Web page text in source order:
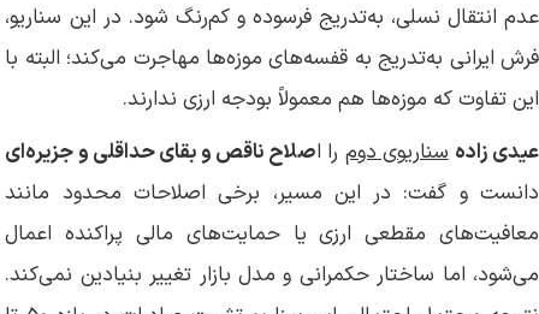
عدم انتقال نسلی، به‌تدریج فرسوده و کم‌رنگ شود. در این سناریو،
فرش ایرانی به‌تدریج به قفسه‌های موزه‌ها مهاجرت می‌کند؛ البته با
این تفاوت که موزه‌ها هم معمولاً بودجه ارزی ندارند.
عیدی زاده سناریوی دوم را اصلاح ناقص و بقای حداقلی و جزیره‌ای
دانست و گفت: در این مسیر، برخی اصلاحات محدود مانند
معافیت‌های مقطعی ارزی یا حمایت‌های مالی پراکنده اعمال
می‌شود، اما ساختار حکمرانی و مدل بازار تغییر بنیادین نمی‌کند.